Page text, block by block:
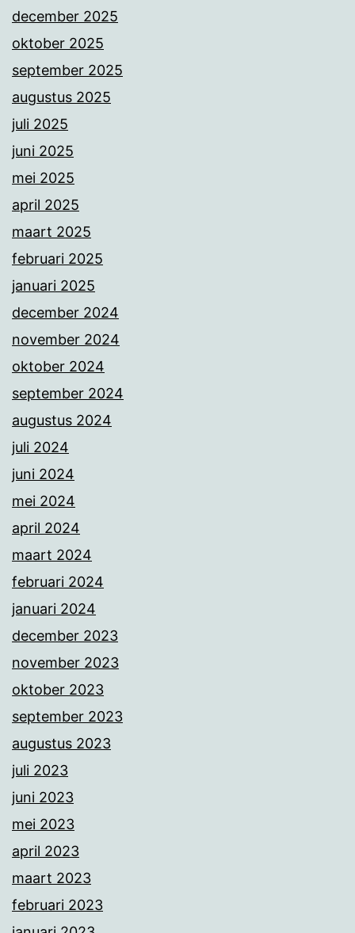
december 2025
oktober 2025
september 2025
augustus 2025
juli 2025
juni 2025
mei 2025
april 2025
maart 2025
februari 2025
januari 2025
december 2024
november 2024
oktober 2024
september 2024
augustus 2024
juli 2024
juni 2024
mei 2024
april 2024
maart 2024
februari 2024
januari 2024
december 2023
november 2023
oktober 2023
september 2023
augustus 2023
juli 2023
juni 2023
mei 2023
april 2023
maart 2023
februari 2023